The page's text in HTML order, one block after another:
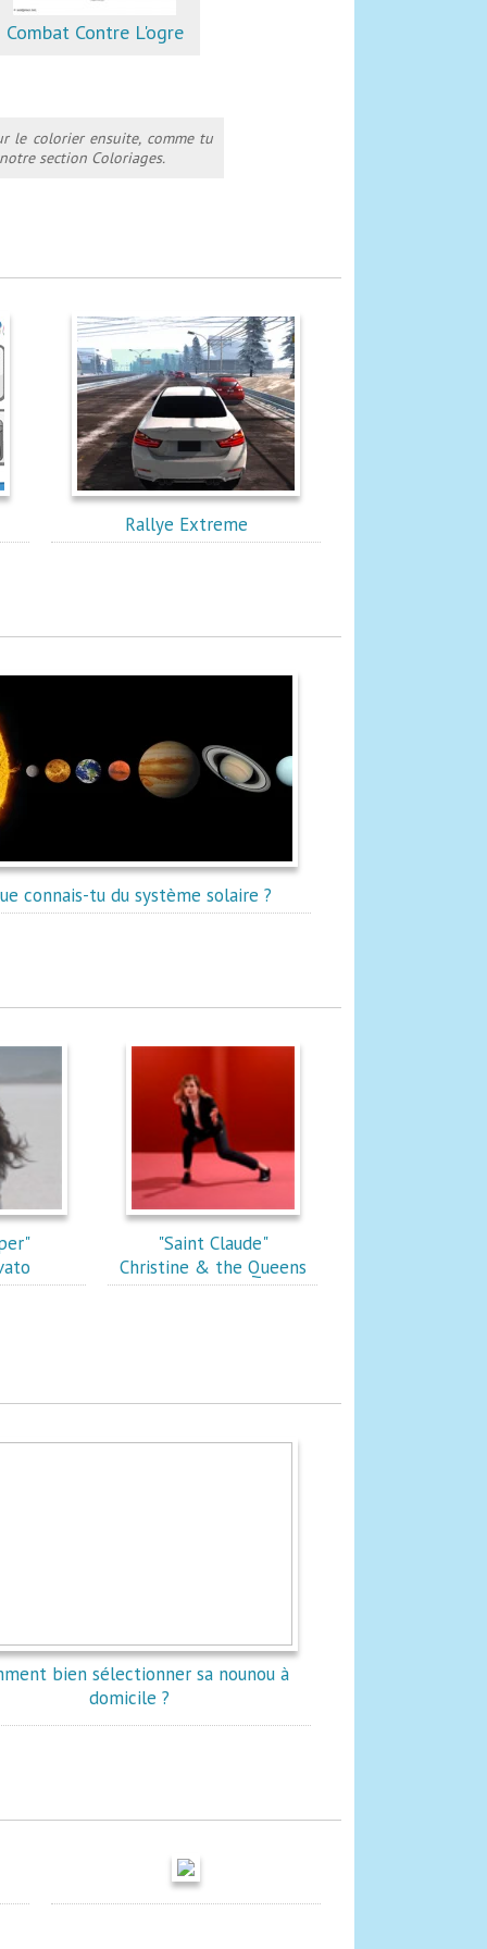
Combat Contre L'ogre
le colorier ensuite, comme tu
section Coloriages.
Rallye Extreme
connais-tu du système solaire ?
"Saint Claude"
Christine & the Queens
bien sélectionner sa nounou à
domicile ?